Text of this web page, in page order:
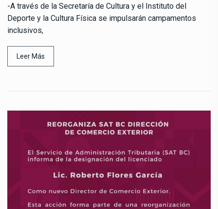
-A través de la Secretaría de Cultura y el Instituto del
Deporte y la Cultura Física se impulsarán campamentos
inclusivos,
Leer Más